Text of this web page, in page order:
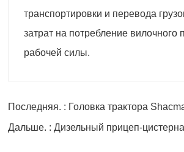
транспортировки и перевода
затрат на потребление вилочного
рабочей силы.
Последняя. : Головка трактора
Дальше. : Дизельный прицеп-цистерна